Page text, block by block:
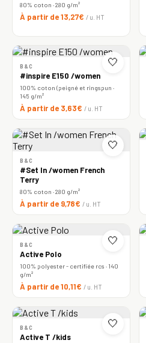
80% coton · 280 g/m²
À partir de 13,27€ / u. HT
🤍
B&C
#inspire E150 /women
100% coton (peigné et ringspun ·
145 g/m²
À partir de 3,63€ / u. HT
🤍
B&C
#Set In /women French
Terry
80% coton · 280 g/m²
À partir de 9,78€ / u. HT
🤍
B&C
Active Polo
100% polyester - certifiée rcs · 140
g/m²
À partir de 10,11€ / u. HT
🤍
B&C
Active T /kids